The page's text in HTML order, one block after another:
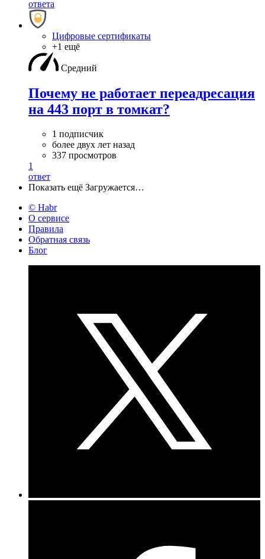
ответа
Цифровые сертификаты
+1 ещё
Средний
Почему не работает переадресация
на 443 порт в томкат?
1 подписчик
более двух лет назад
337 просмотров
1
ответ
Показать ещё Загружается…
© Habr
О сервисе
Правила
Обратная связь
Блог